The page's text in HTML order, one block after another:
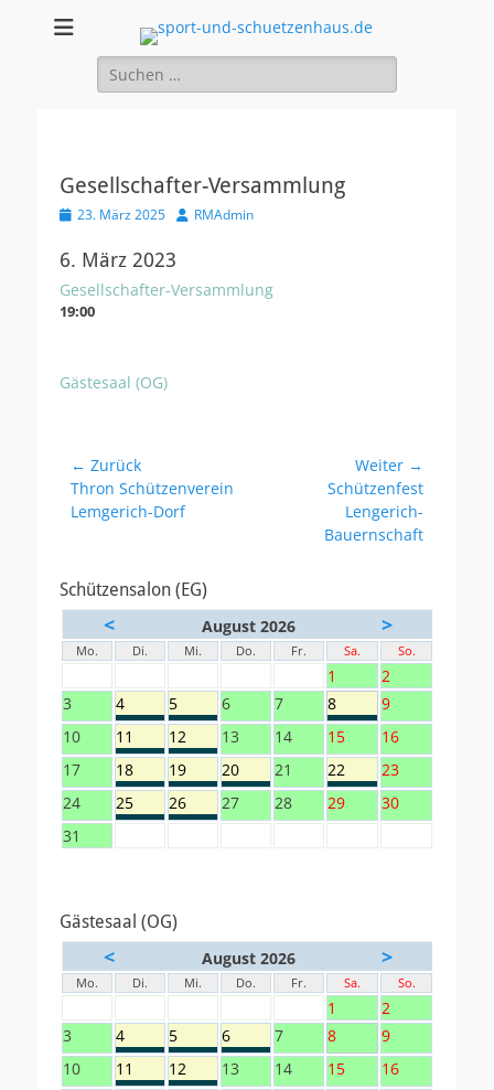
sport-und-
Sport- und Schützenhaus GbR
Suche
nach:
Gesellschafter-Versammlung
Veröffentlicht
23. März 2025 AutorRMAdmin
6. März 2023
Gesellschafter-Versammlung
19:00
Gästesaal (OG)
Beitragsnavigation
← Zurück
Vorheriger
Beitrag:
Thron Schützenverein
Lemgerich-Dorf
Weiter →
Schützenfest
Lengerich-
Bauernschaft
Schützensalon (EG)
< August 2026 >
Mo. Di. Mi. Do. Fr. Sa. So.
1
2
3
4 5 6 7 8
9
10
11 12 13 14 15
16
17
18 19 20 21 22
23
24
25 26 27 28 29
30
31
Gästesaal (OG)
< August 2026 >
Mo. Di. Mi. Do. Fr. Sa. So.
1
2
3
4 5 6 7 8
9
10
11 12 13 14 15
16